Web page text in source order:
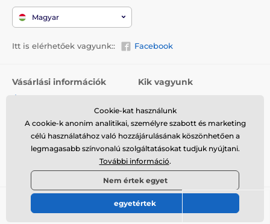
Magyar
Itt is elérhetőek vagyunk:: Facebook
Vásárlási információk
Szállítás
Visszaküldés és reklamáció
Kik vagyunk
Elérhetőségek
Együttműködés a
Galamodinóval
© 2026 www.galamodino.hu ⦁ Webshop szolgáltatónk a
Cookie-kat használunk
A cookie-k anonim analitikai, személyre szabott és marketing
célú használatához való hozzájárulásának köszönhetően a
legmagasabb színvonalú szolgáltatásokat tudjuk nyújtani.
További információ.
Nem értek egyet
egyetértek